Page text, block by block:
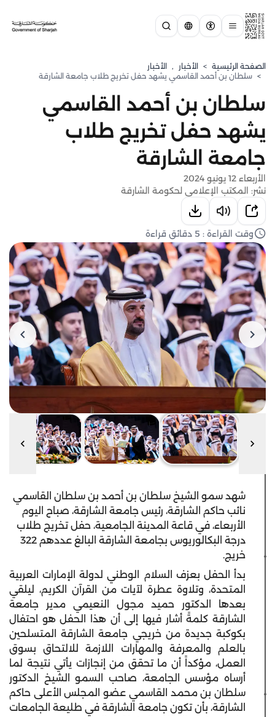
الصفحة الرئيسية > الأخبار , الأخبار
> سلطان بن أحمد القاسمي يشهد حفل تخريج طلاب جامعة الشارقة
سلطان بن أحمد القاسمي
يشهد حفل تخريج طلاب
جامعة الشارقة
الأربعاء 12 يونيو 2024
نشر: المكتب الإعلامي لحكومة الشارقة
وقت القراءة : 5 دقائق قراءة
شهد سمو الشيخ سلطان بن أحمد بن سلطان القاسمي
نائب حاكم الشارقة، رئيس جامعة الشارقة، صباح اليوم
الأربعاء، في قاعة المدينة الجامعية، حفل تخريج طلاب
درجة البكالوريوس بجامعة الشارقة البالغ عددهم 322
خريج.
بدأ الحفل بعزف السلام الوطني لدولة الإمارات العربية
المتحدة، وتلاوة عطرة لآيات من القرآن الكريم، ليلقي
بعدها الدكتور حميد مجول النعيمي مدير جامعة
الشارقة كلمةً أشار فيها إلى أن هذا الحفل هو احتفال
بكوكبة جديدة من خريجي جامعة الشارقة المتسلحين
بالعلم والمعرفة والمهارات اللازمة للالتحاق بسوق
العمل، مؤكداً أن ما تحقق من إنجازات يأتي نتيجة لما
أرساه مؤسس الجامعة، صاحب السمو الشيخ الدكتور
سلطان بن محمد القاسمي عضو المجلس الأعلى حاكم
الشارقة، بأن تكون جامعة الشارقة في طليعة الجامعات